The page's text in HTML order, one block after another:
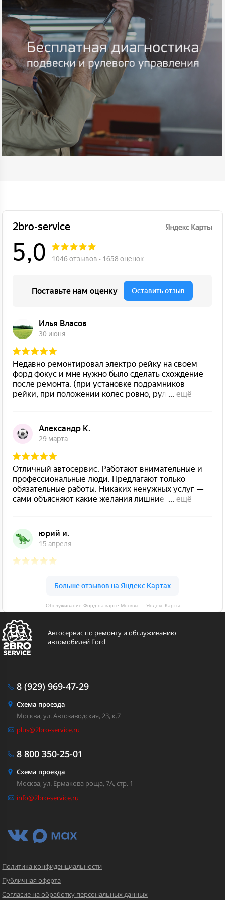
Обслуживание Форд на карте Москвы — Яндекс.Карты
Автосервис по ремонту и обслуживанию
автомобилей Ford
8 (929) 969-47-29
Схема проезда
Москва, ул. Автозаводская, 23, к.7
plus@2bro-service.ru
8 800 350-25-01
Схема проезда
Москва, ул. Ермакова роща, 7А, стр. 1
info@2bro-service.ru
Политика конфиденциальности
Публичная оферта
Согласие на обработку персональных данных